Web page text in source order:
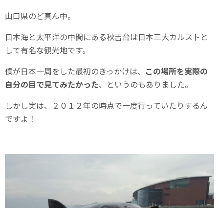
山口県のど真ん中。
日本海と太平洋の中間にある秋吉台は日本三大カルストと
して有名な観光地です。
僕が日本一周をした最初のきっかけは、 この場所を実際の
自分の目で見てみたかった、というのもありました。
しかし実は、２０１２年の時点で一度行っていたりするん
ですよ！